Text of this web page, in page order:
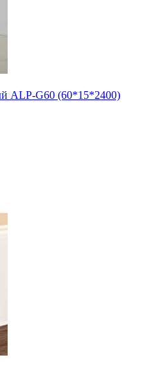
ALP-G60 (60*15*2400)